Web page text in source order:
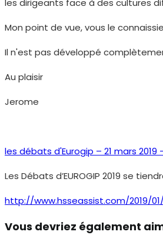
Mon point de vue, vous le
Il n'est pas développé
Au plaisir
Jerome
les débats d'Eurogip – 21 mars
Les Débats d’EUROGIP 2019 se
http://www.hsseassist.com/2019/
Vous devriez également